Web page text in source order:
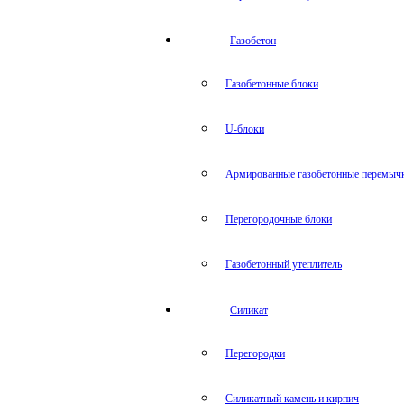
Газобетон
Газобетонные блоки
U-блоки
Армированные газобетонные
Перегородочные блоки
Газобетонный утеплитель
Силикат
Перегородки
Силикатный камень и кирпич